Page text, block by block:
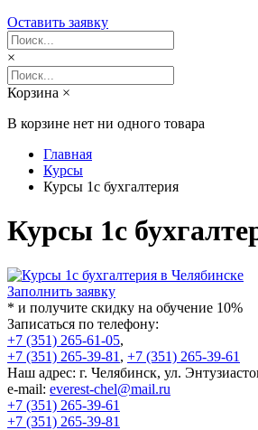
Оставить заявку
×
Корзина ×
В корзине нет ни одного товара
Главная
Курсы
Курсы 1с бухгалтерия
Курсы 1с
Заполнить заявку
* и получите скидку на обучение 10%
Записаться по телефону:
+7 (351) 265-61-05,
+7 (351) 265-39-81 , +7 (351) 265-39-61
Наш адрес: г. Челябинск, ул.
e-mail: everest-chel@mail.ru
+7 (351) 265-39-61
+7 (351) 265-39-81